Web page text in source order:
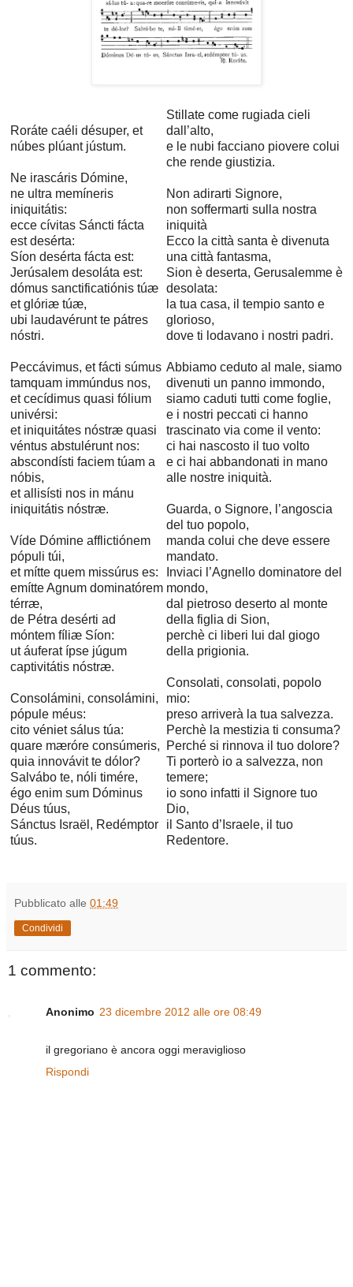
Roráte caéli désuper, et
núbes plúant jústum.
Ne irascáris Dómine,
ne ultra memíneris
iniquitátis:
ecce cívitas Sáncti fácta
est desérta:
Síon desérta fácta est:
Jerúsalem desoláta est:
dómus sanctificatiónis túæ
et glóriæ túæ,
ubi laudavérunt te pátres
nóstri.
Peccávimus, et fácti súmus
tamquam immúndus nos,
et cecídimus quasi fólium
univérsi:
et iniquitátes nóstræ quasi
véntus abstulérunt nos:
abscondísti faciem túam a
nóbis,
et allisísti nos in mánu
iniquitátis nóstræ.
Víde Dómine afflictiónem
pópuli túi,
et mítte quem missúrus es:
emítte Agnum dominatórem
térræ,
de Pétra desérti ad
móntem fíliæ Síon:
ut áuferat ípse júgum
captivitátis nóstræ.
Consolámini, consolámini,
pópule méus:
cito véniet sálus túa:
quare mæróre consúmeris,
quia innovávit te dólor?
Salvábo te, nóli timére,
égo enim sum Dóminus
Déus túus,
Sánctus Israël, Redémptor
túus.
Stillate come rugiada cieli
dall’alto,
e le nubi facciano piovere colui
che rende giustizia.
Non adirarti Signore,
non soffermarti sulla nostra
iniquità
Ecco la città santa è divenuta
una città fantasma,
Sion è deserta, Gerusalemme è
desolata:
la tua casa, il tempio santo e
glorioso,
dove ti lodavano i nostri padri.
Abbiamo ceduto al male, siamo
divenuti un panno immondo,
siamo caduti tutti come foglie,
e i nostri peccati ci hanno
trascinato via come il vento:
ci hai nascosto il tuo volto
e ci hai abbandonati in mano
alle nostre iniquità.
Guarda, o Signore, l’angoscia
del tuo popolo,
manda colui che deve essere
mandato.
Inviaci l’Agnello dominatore del
mondo,
dal pietroso deserto al monte
della figlia di Sion,
perchè ci liberi lui dal giogo
della prigionia.
Consolati, consolati, popolo
mio:
preso arriverà la tua salvezza.
Perchè la mestizia ti consuma?
Perché si rinnova il tuo dolore?
Ti porterò io a salvezza, non
temere;
io sono infatti il Signore tuo
Dio,
il Santo d’Israele, il tuo
Redentore.
Pubblicato alle 01:49
Condividi
1 commento:
Anonimo 23 dicembre 2012 alle ore 08:49
il gregoriano è ancora oggi meraviglioso
Rispondi